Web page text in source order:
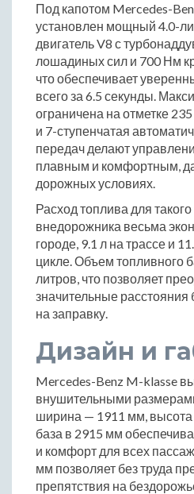
Под капотом Mercedes-
установлен мощный 4.0-
двигатель V8 с
лошадиных сил и 700 Нм
что обеспечивает
всего за 6.5 секунды.
ограничена на отметке
и 7-ступенчатая
передач делают
плавным и комфортным,
дорожных условиях.
Расход топлива для
внедорожника весьма
городе, 9.1 л на трассе и
цикле. Объем топливного
литров, что позволяет
значительные расстояния
на заправку.
Дизайн и
Mercedes-Benz M-klasse
внушительными
ширина — 1911 мм,
база в 2915 мм
и комфорт для всех
мм позволяет без труда
препятствия на